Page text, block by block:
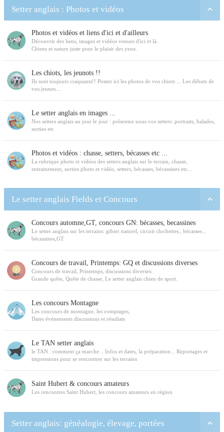
Setter anglais : Photos et vidéos
Photos et vidéos et liens d'ici et d'ailleurs
Découvrir des liens, images et vidéos venues d'ici et là.
Chiens et nature juste pour le plaisir des yeux.
Les chiots, les jeunots !!
Ils sont toujours craquants!! Postez ici les photos de vos chiots ... Les débuts de
vos jeunes....
Le setter anglais en images ...
Nos setters anglais au jour le jour : présentez nous vos setters: portraits, balades,
sorties etc
Photos et vidéos : chasse, setters, bécasses etc ...
La rubrique photo et vidéos des setters anglais sur le terrain, chasse,
entrainement, sorties photo et vidéo, setters, bécasses, bécassines etc...
Le setter anglais Fields et Concours
Concours automne,GT, concours GN: bécasses, becassines
Le setter anglais sur les terrains: gibier naturel, circuit clochettes., bécasses ,
bécassines,GT
Concours de travail, Printemps: GQ et discussions diverses
Concours de travail, Printemps, discussions diverses:
Grande quête, Quête de chasse, Le setter anglais chien de sport.
Les concours Montagne
Les concours de montagne, les comptages,
Dates événements discussions et résultats
Le TAN setter anglais
le TAN : comment ça marche .. Infos et dates, la préparation... Reportages et
impressions pour se rencontrer sur les terrains
Saint Hubert & concours amateurs
Les rencontres Saint Hubert, les concours amateurs en région
Setter anglais: généalogie, élevage, portées